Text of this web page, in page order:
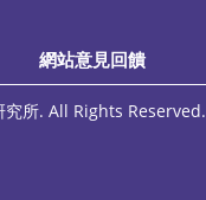
網站意見回饋
所. All Rights Reserved.